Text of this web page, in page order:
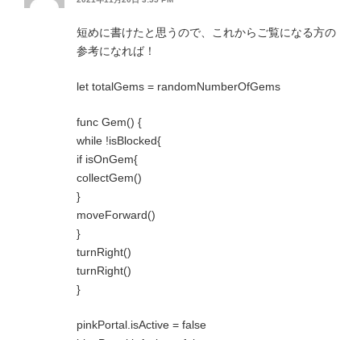
短めに書けたと思うので、これからご覧になる方の
参考になれば！
let totalGems = randomNumberOfGems
func Gem() {
while !isBlocked{
if isOnGem{
collectGem()
}
moveForward()
}
turnRight()
turnRight()
}
pinkPortal.isActive = false